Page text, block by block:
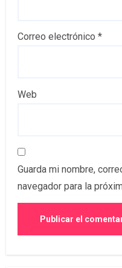
Correo electrónico *
Web
Guarda mi nombre,
navegador para la